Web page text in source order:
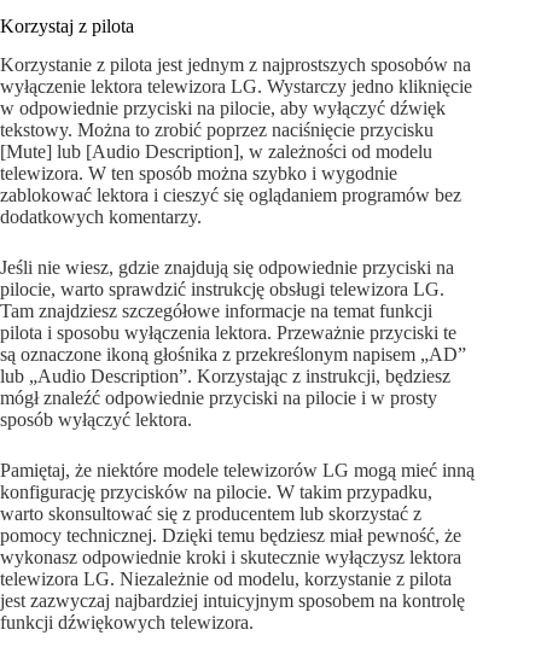
Korzystaj z pilota
Korzystanie z pilota jest jednym z najprostszych sposobów na
wyłączenie lektora telewizora LG. Wystarczy jedno kliknięcie
w odpowiednie przyciski na pilocie, aby wyłączyć dźwięk
tekstowy. Można to zrobić poprzez naciśnięcie przycisku
[Mute] lub [Audio Description], w zależności od modelu
telewizora. W ten sposób można szybko i wygodnie
zablokować lektora i cieszyć się oglądaniem programów bez
dodatkowych komentarzy.
Jeśli nie wiesz, gdzie znajdują się odpowiednie przyciski na
pilocie, warto sprawdzić instrukcję obsługi telewizora LG.
Tam znajdziesz szczegółowe informacje na temat funkcji
pilota i sposobu wyłączenia lektora. Przeważnie przyciski te
są oznaczone ikoną głośnika z przekreślonym napisem „AD”
lub „Audio Description”. Korzystając z instrukcji, będziesz
mógł znaleźć odpowiednie przyciski na pilocie i w prosty
sposób wyłączyć lektora.
Pamiętaj, że niektóre modele telewizorów LG mogą mieć inną
konfigurację przycisków na pilocie. W takim przypadku,
warto skonsultować się z producentem lub skorzystać z
pomocy technicznej. Dzięki temu będziesz miał pewność, że
wykonasz odpowiednie kroki i skutecznie wyłączysz lektora
telewizora LG. Niezależnie od modelu, korzystanie z pilota
jest zazwyczaj najbardziej intuicyjnym sposobem na kontrolę
funkcji dźwiękowych telewizora.